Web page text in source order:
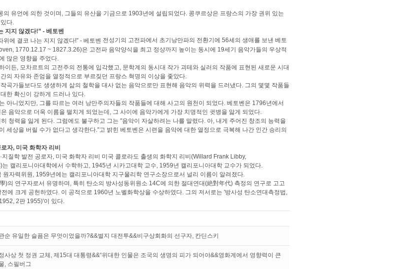
의 유언에 의한 것이며, 그들의 유산을 기금으로 1903년에 설립되었다. 콩쿠르상은 프랑스의 가장 권위 있는
다.
지지 않겠다!” - 베토벤
전성기의 고전파에서 초기낭만파의 전환기에 56세의 생애를 보낸 베토
1770.12.17 ~ 1827.3.26)은 고전파 음악양식을 최고 정상까지 높이는 동시에 19세기 음악가들의 우상적
많은 영향을 주었다.
이든, 모차르트의 고전주의 전통에 입각했고, 문학계의 동시대 작가 괴테와 실러의 작품에 표현된 새로운 시대
의 자유와 존엄을 열정적으로 부르짖던 프랑스 혁명의 이상을 좇았다.
곡가들보다도 생생하게 삶의 철학을 대사 없는 음악으로만 표현해 음악의 위력을 드러냈다. 그의 몇몇 작품들
한 확신이 강하게 드러나 있다.
아니었지만, 그를 따르는 여러 낭만주의자들의 작품들에 대해 사고의 원천이 되었다. 베토벤은 1796년에서
음악으로 더욱 이름을 떨치게 되었는데, 그 사이에 음악가에게 가장 치명적인 귓병을 앓게 되었다.
청력을 잃게 된다. 그럼에도 불구하고 그는 "음악이 자살하려는 나를 말렸다. 아, 내게 주어진 창조의 능력을
세상을 버릴 수가 없다고 생각한다."고 밝힌 베토벤은 시련을 음악에 대한 열정으로 극복해 나간 인간 승리의
자, 미국 화학자 리비
미국 콜로라도 출생의 화학지 리비(Willard Frank Libby,
캘리포니아대학에서 수학하고, 1945년 시카고대학 교수, 1959년 캘리포니아대학 교수가 되었다.
원자력위원, 1959년에는 캘리포니아대학 지구물리학 연구소장으로서 널리 이름이 알려졌다.
)의 연구자로서 유명하며, 특히 탄소의 방사성동위원소 14C에 의한 절대연대(絶對年代) 측정의 연구로 고고
전에 크게 공헌하였다. 이 공적으로 1960년 노벨화학상을 수상하였다. 그의 저서로는 '방사성 탄소연대측정법,
2판 1955)'이 있다.
순 유일한 슬픔은 무엇이었을까?&&벌지 대전투&&비구상회화의 선구자, 칸딘스키
사상 첫 정권 교체, 제15대 대통령&&“위대한 인물은 조국의 생명의 피가 되어야&&영화계에서 영향력이 큰
, 스필버그